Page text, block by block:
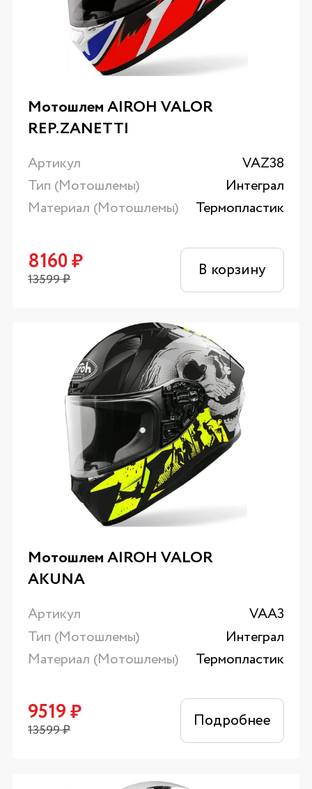
Мотошлем AIROH VALOR
REP.ZANETTI
Артикул
VAZ38
Тип (Мотошлемы)
Интеграл
Материал (Мотошлемы)
Термопластик
8160₽
13599₽ В корзину
Мотошлем AIROH VALOR
AKUNA
Артикул
VAA3
Тип (Мотошлемы)
Интеграл
Материал (Мотошлемы)
Термопластик
9519₽
13599₽ Подробнее